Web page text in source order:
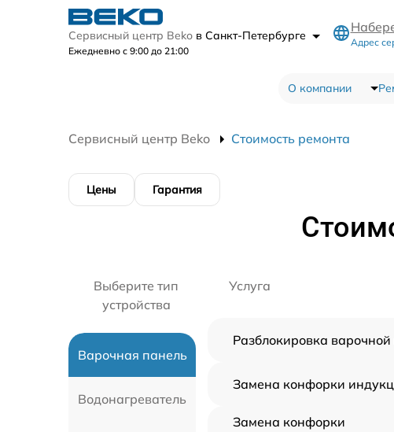
Сервисный центр Beko в Санкт-Петербурге
Ежедневно с 9:00 до 21:00
Адрес
О компании
Сервисный центр Beko Стоимость ремонта
Цены Гарантия
Выберите тип
устройства
Варочная панель
Водонагреватель
Услуга
Разблокировка
Замена конфорки
Замена конфорки